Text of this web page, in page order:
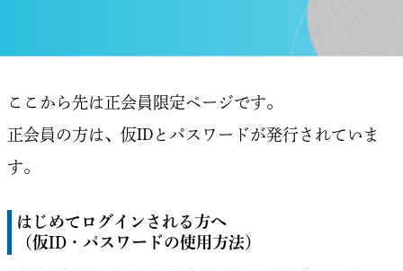
ここから先は正会員限定ページです。
正会員の方は、仮IDとパスワードが発行されていま
す。
はじめてログインされる方へ
（仮ID・パスワードの使用方法）